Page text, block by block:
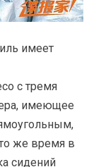
имеет
с тремя
имеющее
же время в
сидений